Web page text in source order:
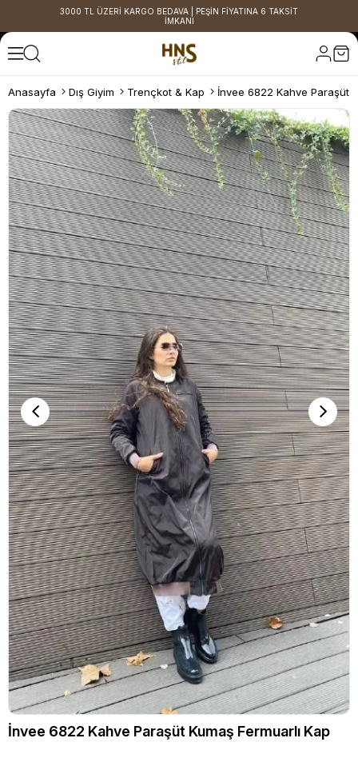
3000 TL ÜZERİ KARGO BEDAVA | PEŞİN FİYATINA 6 TAKSİT
İMKANI
Anasayfa Dış Giyim Trençkot & Kap İnvee 6822 Kahve Paraşüt
İnvee 6822 Kahve Paraşüt Kumaş Fermuarlı Kap